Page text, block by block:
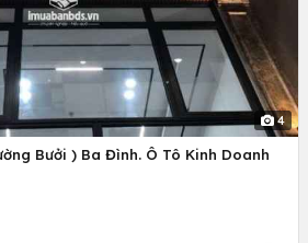
4
Bưởi ) Ba Đình. Ô Tô Kinh Doanh